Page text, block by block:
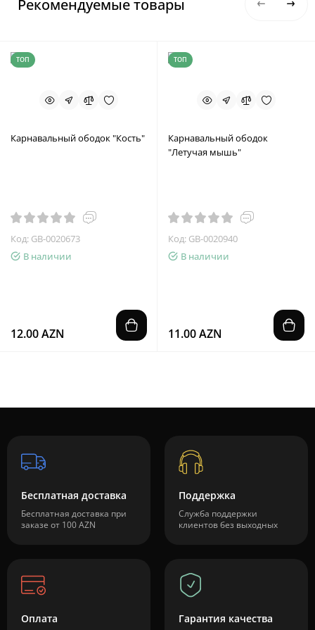
Рекомендуемые товары
ТОП
Карнавальный ободок "Кость"
Код: GB-0020673
В наличии
12.00 AZN
ТОП
Карнавальный ободок
"Летучая мышь"
Код: GB-0020940
В наличии
11.00 AZN
Бесплатная доставка
Бесплатная доставка при
заказе от 100 AZN
Поддержка
Служба поддержки
клиентов без выходных
Оплата Гарантия качества